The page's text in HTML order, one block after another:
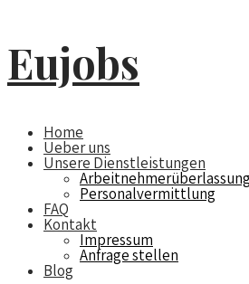
Eujobs
Home
Ueber uns
Unsere Dienstleistungen
Arbeitnehmerüberlassung
Personalvermittlung
FAQ
Kontakt
Impressum
Anfrage stellen
Blog